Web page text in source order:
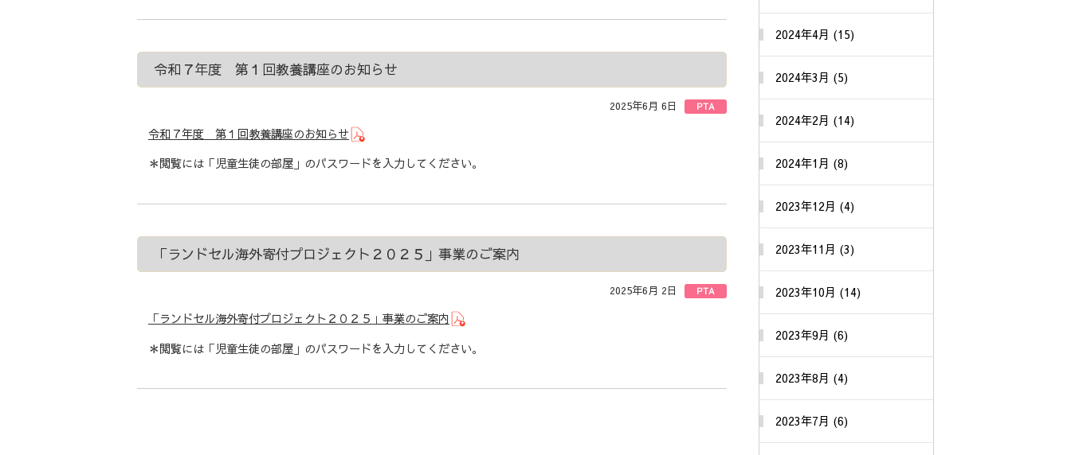
令和７年度 第１回教養講座のお知らせ
2025年6月 6日 PTA
令和７年度 第１回教養講座のお知らせ
＊閲覧には「児童生徒の部屋」のパスワードを入力してください。
「ランドセル海外寄付プロジェクト２０２５」事業のご案内
2025年6月 2日 PTA
「ランドセル海外寄付プロジェクト２０２５」事業のご案内
＊閲覧には「児童生徒の部屋」のパスワードを入力してください。
2024年4月 (15)
2024年3月 (5)
2024年2月 (14)
2024年1月 (8)
2023年12月 (4)
2023年11月 (3)
2023年10月 (14)
2023年9月 (6)
2023年8月 (4)
2023年7月 (6)